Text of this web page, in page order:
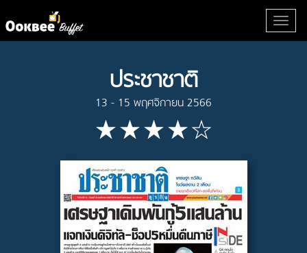
ประชาชาติ
13 - 15 พฤศจิกายน 2566